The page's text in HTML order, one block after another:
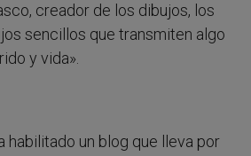
creador de los dibujos, los
sencillos que transmiten algo
y vida».
habilitado un blog que lleva por